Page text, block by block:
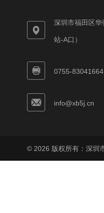
深圳市福田区
站-A口）
0755-83041664
info@xb5j.cn
© 2026 版权所有：深圳